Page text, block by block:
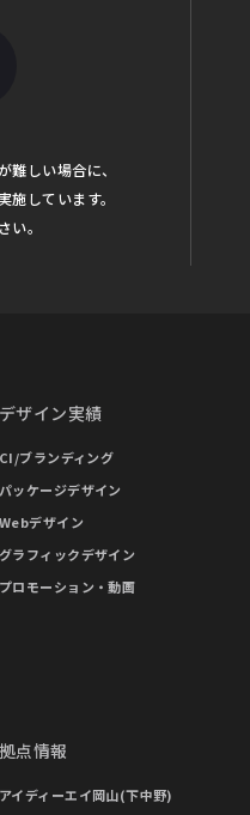
難しい場合に、
しています。
い。
デザイン実績
CI/ブランディング
パッケージデザイン
Webデザイン
グラフィックデザイン
プロモーション・動画
拠点情報
アイディーエイ岡山(下中野)